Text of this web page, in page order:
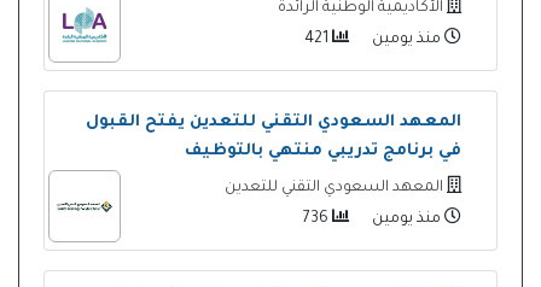
الأكاديمية الوطنية الرائدة
منذ يومين
المعهد السعودي التقني للتعدين يفتح القبول
في برنامج تدريبي منتهي بالتوظيف
المعهد السعودي التقني للتعدين
منذ يومين